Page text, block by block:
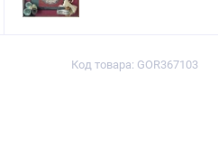
Код товара: GOR367103